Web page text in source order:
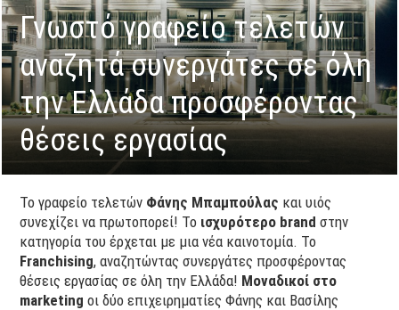
Γνωστό γραφείο τελετών
αναζητά συνεργάτες σε όλη
την Ελλάδα προσφέροντας
θέσεις εργασίας
Το γραφείο τελετών Φάνης Μπαμπούλας και υιός
συνεχίζει να πρωτοπορεί! Το ισχυρότερο brand στην
κατηγορία του έρχεται με μια νέα καινοτομία. Το
Franchising, αναζητώντας συνεργάτες προσφέροντας
θέσεις εργασίας σε όλη την Ελλάδα! Μοναδικοί στο
marketing οι δύο επιχειρηματίες Φάνης και Βασίλης